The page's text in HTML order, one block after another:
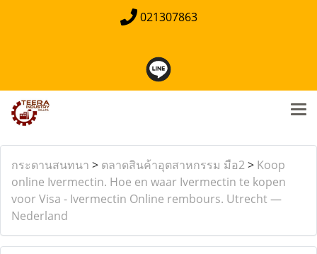
021307863
กระดานสนทนา > ตลาดสินค้าอุตสาหกรรม มือ2> Koop
online Ivermectin. Hoe en waar Ivermectin te kopen
voor Visa - Ivermectin Online rembours. Utrecht —
Nederland